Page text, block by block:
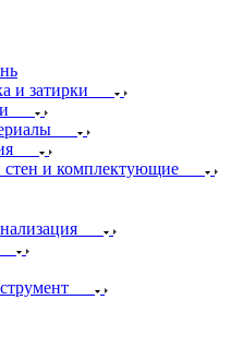
и затирки
стен и комплектующие